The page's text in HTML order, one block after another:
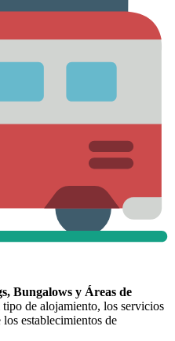
Bungalows y Áreas de
de alojamiento, los servicios
establecimientos de